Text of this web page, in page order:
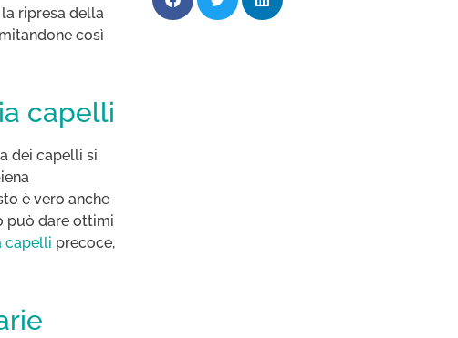
ripresa della
così
capelli
dei capelli si
è vero anche
può dare ottimi
capelli precoce,